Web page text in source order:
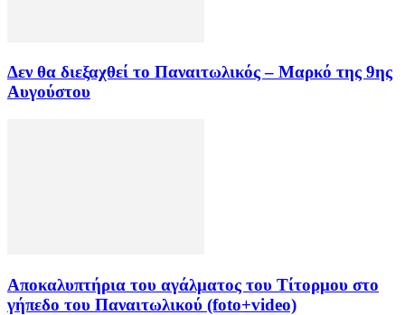
Δεν θα διεξαχθεί το Παναιτωλικός – Μαρκό της 9ης
Αυγούστου
Αποκαλυπτήρια του αγάλματος του Τίτορμου στο
γήπεδο του Παναιτωλικού (foto+video)